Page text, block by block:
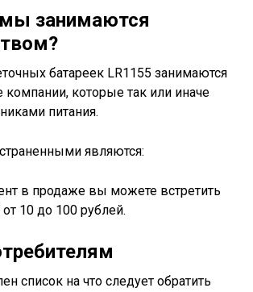
занимаются
батареек LR1155 занимаются
компании, которые так или иначе
питания.
являются:
в продаже вы можете встретить
10 до 100 рублей.
список на что следует обратить